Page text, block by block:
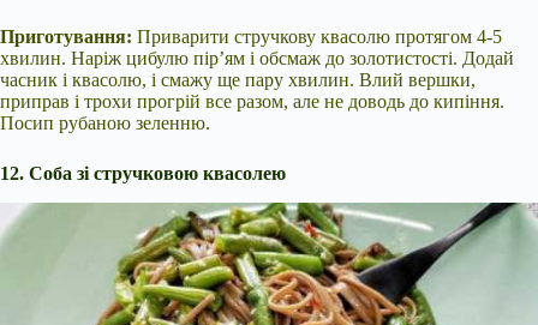
Приготування: Приварити стручкову квасолю протягом 4-5
хвилин. Наріж цибулю пір’ям і обсмаж до золотистості. Додай
часник і квасолю, і смажу ще пару хвилин. Влий вершки,
приправ і трохи прогрій все разом, але не доводь до кипіння.
Посип рубаною зеленню.
12. Соба зі стручковою квасолею